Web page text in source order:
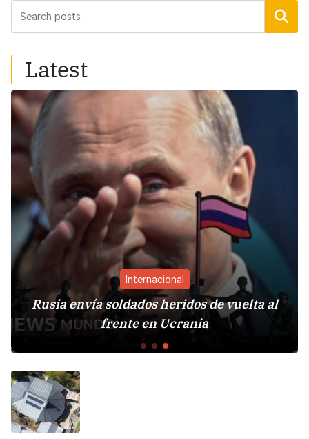
Buscar
Latest
Internacional
Rusia envía soldados heridos de vuelta al
frente en Ucrania